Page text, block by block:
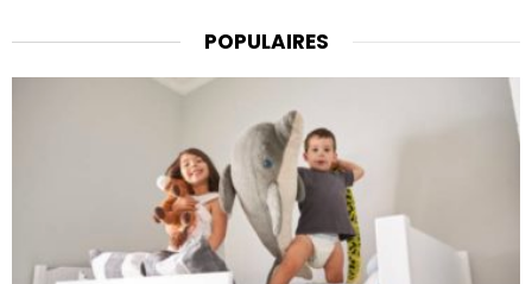
POPULAIRES